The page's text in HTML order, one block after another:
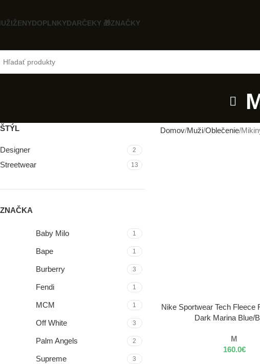
ŽENYDOPLNKYDARČEKY 🎁ZNAČKY
ŠTÝL
Designer 2
Streetwear 13
ZNAČKA
Baby Milo 1
Bape 1
Burberry 3
Fendi 1
MCM 1
Off White 3
Palm Angels 2
Supreme 3
Domov Muži Oblečenie
VÝBER MOŽNOSTÍ
Nike Sportwear Tech Fleece
Dark Marina Blue/
M
160.0€